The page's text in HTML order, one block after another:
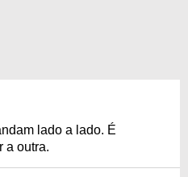
lado a lado. É
a outra.